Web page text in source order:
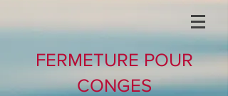
FERMETURE POUR
CONGES